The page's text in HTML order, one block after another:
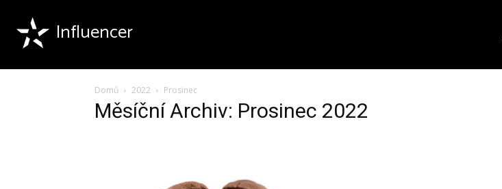
Influencer
Domů 2022 Prosinec
Měsíční Archiv: Prosinec 2022